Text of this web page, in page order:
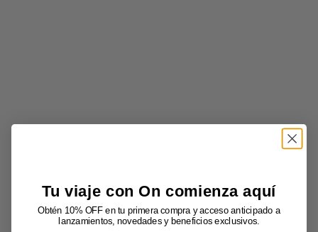
Tu viaje con On comienza aquí
Obtén 10% OFF en tu primera compra y acceso anticipado a
lanzamientos, novedades y beneficios exclusivos.